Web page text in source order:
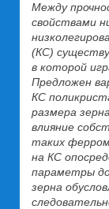
Между
свойствами
(КС)
в которой
Предложен
КС
размера
влияние
таких
на КС
параметры
зерна